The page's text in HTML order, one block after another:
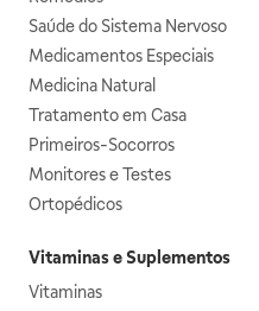
Saúde do Sistema Nervoso
Medicamentos Especiais
Medicina Natural
Tratamento em Casa
Primeiros-Socorros
Monitores e Testes
Ortopédicos
Vitaminas e Suplementos
Vitaminas